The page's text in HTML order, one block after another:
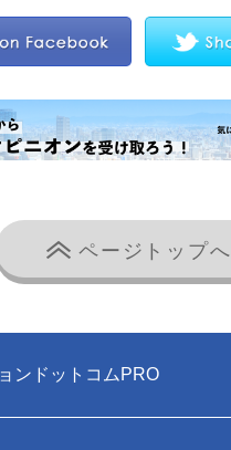
ページトップへ
ンドットコムPRO